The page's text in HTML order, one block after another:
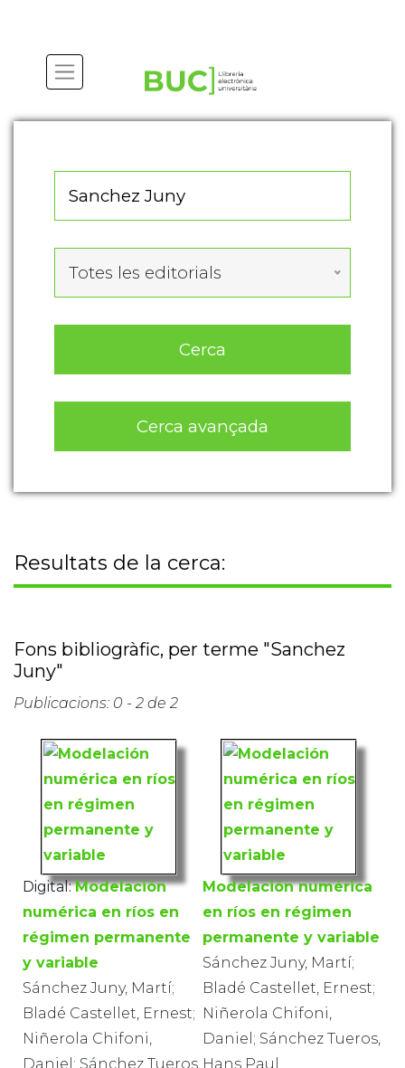
Totes les editorials
Cerca
Cerca avançada
Resultats de la cerca:
Fons bibliogràfic, per terme "Sanchez
Juny"
Publicacions: 0 - 2 de 2
Digital: Modelación
numérica en ríos en
régimen permanente
y variable
Sánchez Juny, Martí;
Bladé Castellet, Ernest;
Niñerola Chifoni,
Daniel; Sánchez Tueros,
Modelación numérica
en ríos en régimen
permanente y variable
Sánchez Juny, Martí;
Bladé Castellet, Ernest;
Niñerola Chifoni,
Daniel; Sánchez Tueros,
Hans Paul